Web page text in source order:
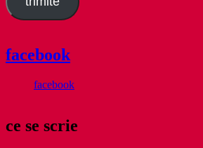
facebook
facebook
ce se scrie